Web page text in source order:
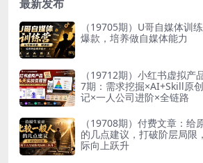
最新发布
（19705期）U哥自媒体训
爆款，培养做自媒体能力
（19712期）小红书虚拟产
7期：需求挖掘×AI+Skill原
记×一人公司进阶×全链路
（19708期）付费文章：给
的几点建议，打破阶层局限
际向上跃升